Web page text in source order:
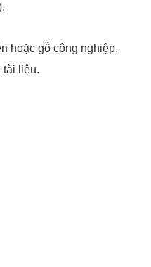
hoặc gỗ công nghiệp.
liệu.